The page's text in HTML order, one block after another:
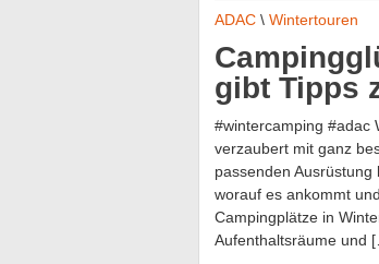
ADAC \ Wintertouren
gibt Tipps
#wintercamping #adac
verzaubert mit ganz
passenden Ausrüstung
worauf es ankommt
Campingplätze in
Aufenthaltsräume und